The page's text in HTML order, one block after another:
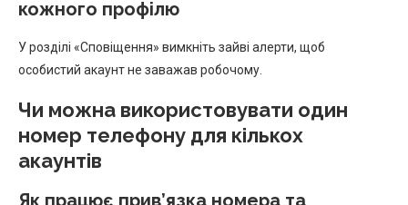
кожного профілю
У розділі «Сповіщення» вимкніть зайві алерти, щоб
особистий акаунт не заважав робочому.
Чи можна використовувати один
номер телефону для кількох
акаунтів
Як працює прив’язка номера та